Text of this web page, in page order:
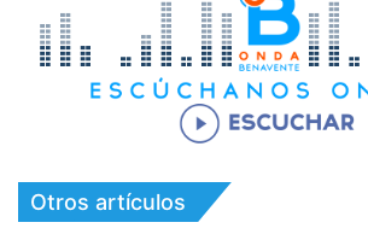
Otros artículos